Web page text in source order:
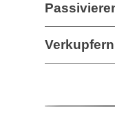
Verkupfern